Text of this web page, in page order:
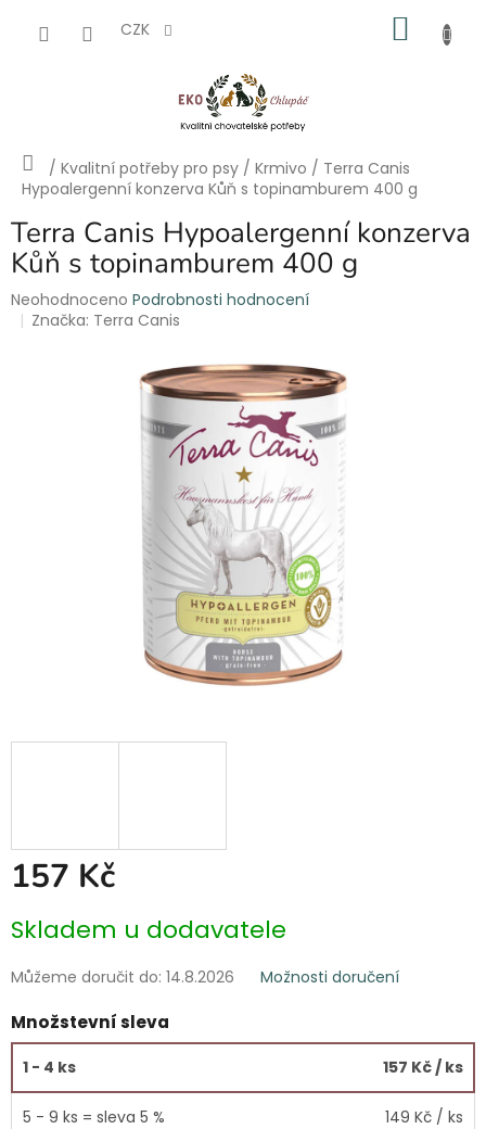
CZK
Domů
/ Kvalitní potřeby pro psy / Krmivo / Terra Canis
Hypoalergenní konzerva Kůň s topinamburem 400 g
Terra Canis Hypoalergenní konzerva
Kůň s topinamburem 400 g
Průměrné
hodnocení
Neohodnoceno Podrobnosti hodnocení
Značka: Terra Canis
157 Kč
cena:
Skladem u dodavatele
Můžeme doručit do: 14.8.2026 Možnosti doručení
Množstevní sleva
1 - 4 ks 157 Kč / ks
5 - 9 ks = sleva 5 % 149 Kč / ks